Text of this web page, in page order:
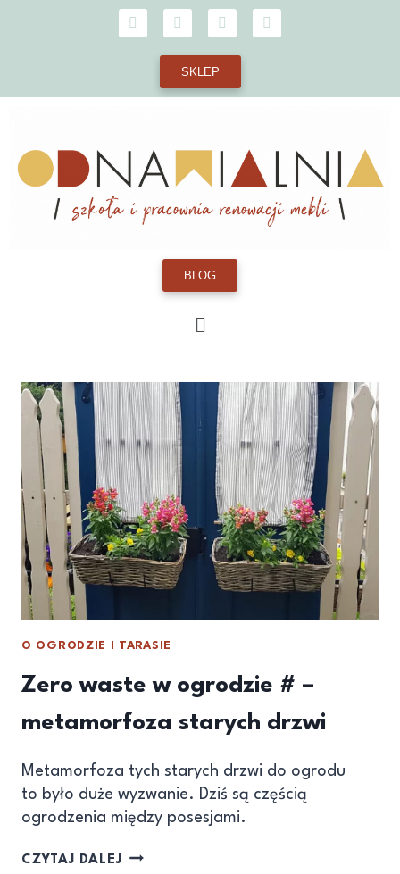
SKLEP
BLOG
O OGRODZIE I TARASIE
Zero waste w ogrodzie # –
metamorfoza starych drzwi
Metamorfoza tych starych drzwi do ogrodu
to było duże wyzwanie. Dziś są częścią
ogrodzenia między posesjami.
CZYTAJ DALEJ